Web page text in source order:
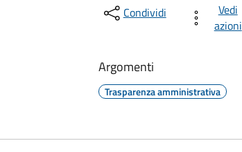
Condividi
Vedi
azioni
Argomenti
Trasparenza amministrativa